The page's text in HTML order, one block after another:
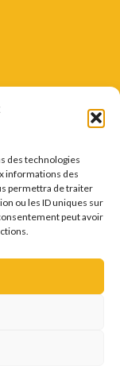
des technologies
informations des
permettra de traiter
ou les ID uniques sur
peut avoir
AVEC MODÉRATION.